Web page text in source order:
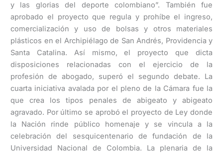
y las glorias del deporte colombiano”. También fue
aprobado el proyecto que regula y prohíbe el ingreso,
comercialización y uso de bolsas y otros materiales
plásticos en el Archipiélago de San Andrés, Providencia y
Santa Catalina. Así mismo, el proyecto que dicta
disposiciones relacionadas con el ejercicio de la
profesión de abogado, superó el segundo debate. La
cuarta iniciativa avalada por el pleno de la Cámara fue la
que crea los tipos penales de abigeato y abigeato
agravado. Por último se aprobó el proyecto de Ley donde
la Nación rinde público homenaje y se vincula a la
celebración del sesquicentenario de fundación de la
Universidad Nacional de Colombia. La plenaria de la